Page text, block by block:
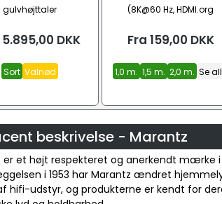
gulvhøjttaler
5.895,00 DKK
Sort Valnød
(8K@60 Hz, HDMI.org
Fra 159,00 DKK
1,0 m. 1,5 m. 2,0 m. Se
beskrivelse - Marantz
er et højt respekteret og anerkendt mærke i
i 1953 har Marantz ændret
hifi-udstyr, og produkterne er kendt for